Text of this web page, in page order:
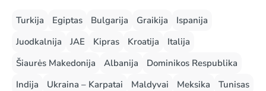
Turkija Egiptas Bulgarija Graikija
Ispanija
Juodkalnija
JAE Kipras Kroatija
Italija
Šiaurės Makedonija
Albanija
Dominikos Respublika
Indija
Ukraina – Karpatai Maldyvai Meksika
Tunisas